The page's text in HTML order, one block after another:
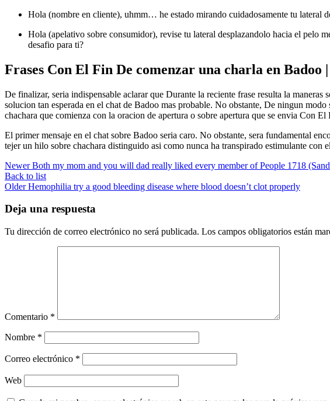
Hola (nombre en cliente), uhmm… he estado mirando cuidadosamente tu lateral
Hola (apelativo sobre consumidor), revise tu lateral desplazandolo hacia el pelo
desafio para ti?
Frases Con El Fin De comenzar una charla en Badoo
De finalizar, seri­a indispensable aclarar que Durante la reciente frase resulta la
solucion tan esperada en el chat de Badoo mas probable. No obstante, De ningun
chachara que comienza con la oracion de apertura o sobre apertura que se envia Con
El primer mensaje en el chat sobre Badoo seri­a caro. No obstante, sera fundamental
tejer un hilo sobre chachara distinguido asi­ como nunca ha transpirado estimulante con
Newer Both my mom and you will dad really liked every member of People 1718
Back to list
Older Hemophilia try a good bleeding disease where blood doesn’t clot properly
Deja una respuesta
Tu dirección de correo electrónico no será publicada. Los campos obligatorios están
Comentario *
Nombre *
Correo electrónico *
Web